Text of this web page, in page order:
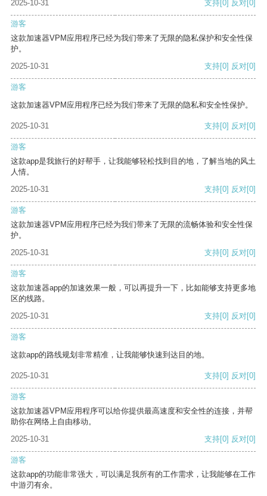
2025-10-31
支持[0] 反对[0]
游客
这款加速器VPM应用程序已经为我们带来了无限的隐私保护和安全性保
护。
2025-10-31
支持[0] 反对[0]
游客
这款加速器VPM应用程序已经为我们带来了无限的隐私和安全性保护。
2025-10-31 支持[0] 反对[0]
游客
这款app是我旅行的好帮手，让我能够轻松找到目的地，了解当地的风土
人情。
2025-10-31
支持[0] 反对[0]
游客
这款加速器VPM应用程序已经为我们带来了无限的流畅体验和安全性保
护。
2025-10-31
支持[0] 反对[0]
游客
这款加速器app的加速效果一般，可以再提升一下，比如能够支持更多地
区的线路。
2025-10-31
支持[0] 反对[0]
游客
这款app的路线规划非常精准，让我能够快速到达目的地。
2025-10-31 支持[0] 反对[0]
游客
这款加速器VPM应用程序可以给你提供最高速度和安全性的连接，并帮
助你在网络上自由移动。
2025-10-31
支持[0] 反对[0]
游客
这款app的功能非常强大，可以满足我所有的工作需求，让我能够在工作
中游刃有余。